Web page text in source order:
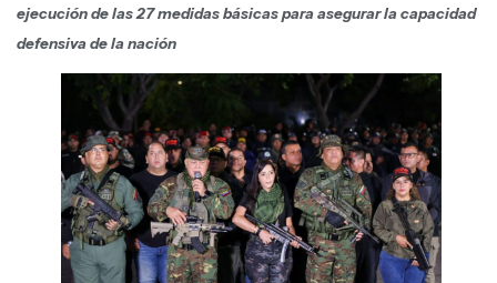
ejecución de las 27 medidas básicas para asegurar la capacidad
defensiva de la nación